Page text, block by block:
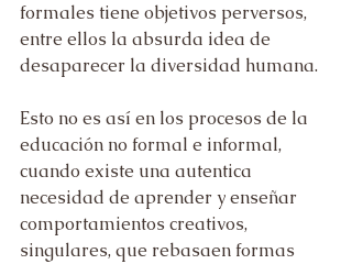
formales tiene objetivos perversos,
entre ellos la absurda idea de
desaparecer la diversidad humana.
Esto no es así en los procesos de la
educación no formal e informal,
cuando existe una autentica
necesidad de aprender y enseñar
comportamientos creativos,
singulares, que rebasaen formas